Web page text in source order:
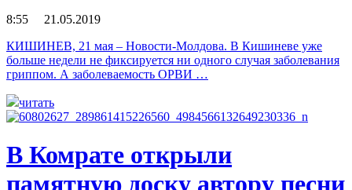
8:55 21.05.2019
КИШИНЕВ, 21 мая – Новости-Молдова. В Кишиневе уже
больше недели не фиксируется ни одного случая заболевания
гриппом. А заболеваемость ОРВИ …
читать
В Комрате открыли
памятную доску автору песни